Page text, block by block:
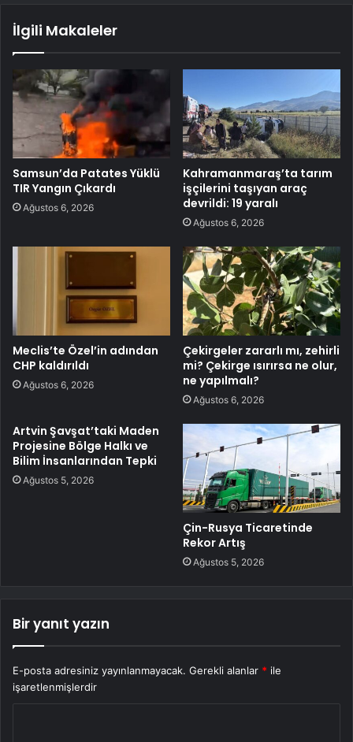
İlgili Makaleler
Samsun’da Patates Yüklü
TIR Yangın Çıkardı
Ağustos 6, 2026
Kahramanmaraş’ta tarım
işçilerini taşıyan araç
devrildi: 19 yaralı
Ağustos 6, 2026
Meclis’te Özel’in adından
CHP kaldırıldı
Ağustos 6, 2026
Çekirgeler zararlı mı, zehirli
mi? Çekirge ısırırsa ne olur,
ne yapılmalı?
Ağustos 6, 2026
Artvin Şavşat’taki Maden
Projesine Bölge Halkı ve
Bilim İnsanlarından Tepki
Ağustos 5, 2026
Çin-Rusya Ticaretinde
Rekor Artış
Ağustos 5, 2026
Bir yanıt yazın
E-posta adresiniz yayınlanmayacak. Gerekli alanlar * ile
işaretlenmişlerdir